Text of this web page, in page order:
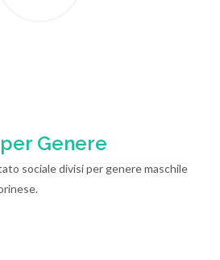
Genere
sociale divisi per genere maschile